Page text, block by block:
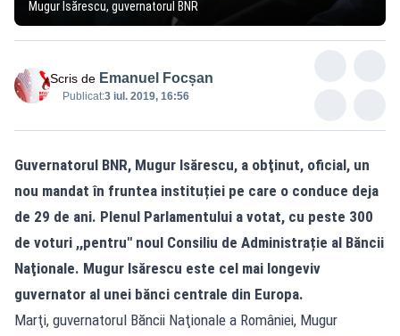
Mugur Isărescu, guvernatorul BNR
Scris de Emanuel Focșan
Publicat:3 iul. 2019, 16:56
Guvernatorul BNR, Mugur Isărescu, a obţinut, oficial, un
nou mandat în fruntea instituției pe care o conduce deja
de 29 de ani. Plenul Parlamentului a votat, cu peste 300
de voturi ,,pentru" noul Consiliu de Administrație al Băncii
Naţionale. Mugur Isărescu este cel mai longeviv
guvernator al unei bănci centrale din Europa.
Marţi, guvernatorul Băncii Naţionale a României, Mugur